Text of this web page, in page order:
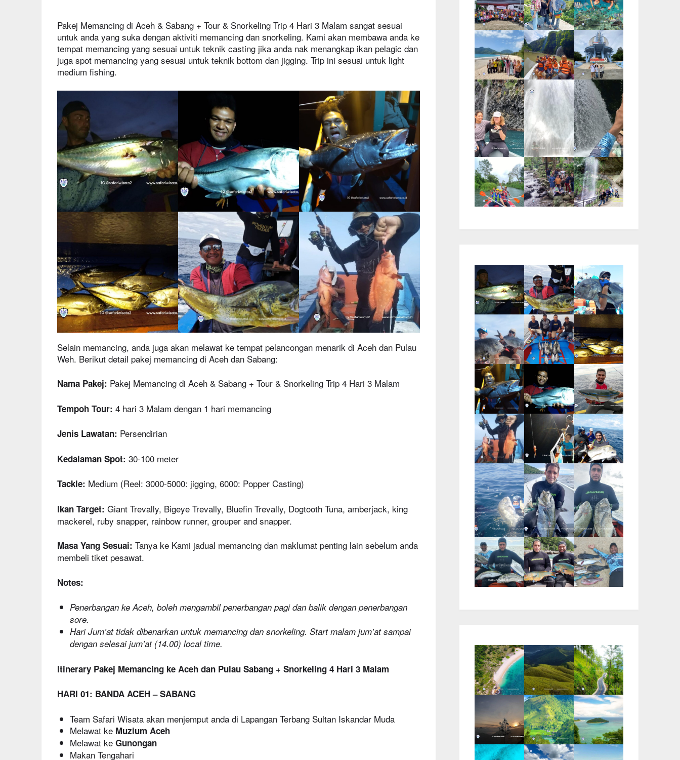
Pakej Memancing di Aceh & Sabang + Tour & Snorkeling Trip 4 Hari 3 Malam sangat sesuai
untuk anda yang suka dengan aktiviti memancing dan snorkeling. Kami akan membawa anda ke
tempat memancing yang sesuai untuk teknik casting jika anda nak menangkap ikan pelagic dan
juga spot memancing yang sesuai untuk teknik bottom dan jigging. Trip ini sesuai untuk light
medium fishing.
Selain memancing, anda juga akan melawat ke tempat pelancongan menarik di Aceh dan Pulau
Weh. Berikut detail pakej memancing di Aceh dan Sabang:
Nama Pakej: Pakej Memancing di Aceh & Sabang + Tour & Snorkeling Trip 4 Hari 3 Malam
Tempoh Tour:4 hari 3 Malam dengan 1 hari memancing
Jenis Lawatan: Persendirian
Kedalaman Spot: 30-100 meter
Tackle: Medium (Reel: 3000-5000: jigging, 6000: Popper Casting)
Ikan Target: Giant Trevally, Bigeye Trevally, Bluefin Trevally, Dogtooth Tuna, amberjack, king
mackerel, ruby snapper, rainbow runner, grouper and snapper.
Masa Yang Sesuai: Tanya ke Kami jadual memancing dan maklumat penting lain sebelum anda
membeli tiket pesawat.
Notes:
Penerbangan ke Aceh, boleh mengambil penerbangan pagi dan balik dengan penerbangan
sore.
Hari Jum’at tidak dibenarkan untuk memancing dan snorkeling. Start malam jum’at sampai
dengan selesai jum’at (14.00) local time.
Itinerary Pakej Memancing ke Aceh dan Pulau Sabang + Snorkeling 4 Hari 3 Malam
HARI 01: BANDA ACEH – SABANG
Team Safari Wisata akan menjemput anda di Lapangan Terbang Sultan Iskandar Muda
Melawat ke Muzium Aceh
Melawat keGunongan
Makan Tengahari